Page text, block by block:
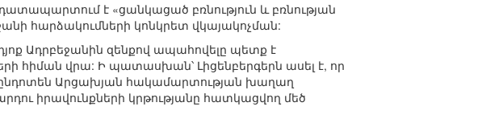
է «ցանկացած բռնություն և բռնության
հարձակումների կոնկրետ վկայակոչման:
Ադրբեջանին զենքով ապահովելը պետք է
հիման վրա: Ի պատասխան՝ Լիցենբերգերն ասել է, որ
Արցախյան հակամարտության խաղաղ
իրավունքների կրթությանը հատկացվող մեծ